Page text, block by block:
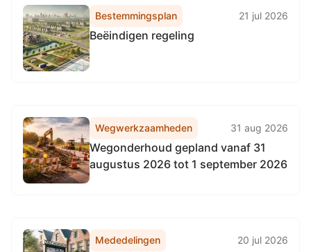
Bestemmingsplan 21 jul 2026
Beëindigen regeling
Wegwerkzaamheden 31 aug 2026
Wegonderhoud gepland vanaf 31
augustus 2026 tot 1 september 2026
Mededelingen 20 jul 2026